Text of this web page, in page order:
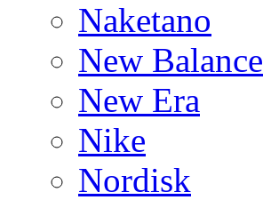
Naketano
New Balance
New Era
Nike
Nordisk